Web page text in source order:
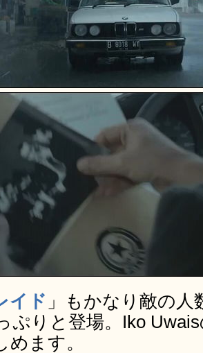
イド 」もかなり敵の
ぷりと登場。Iko
めます。